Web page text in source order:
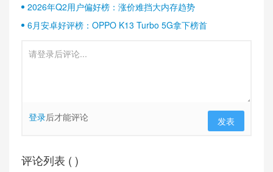
2026年Q2用户偏好榜：涨价难挡大内存趋势
6月安卓好评榜：OPPO K13 Turbo 5G拿下榜首
登录后才能评论 发表
评论列表 ( )